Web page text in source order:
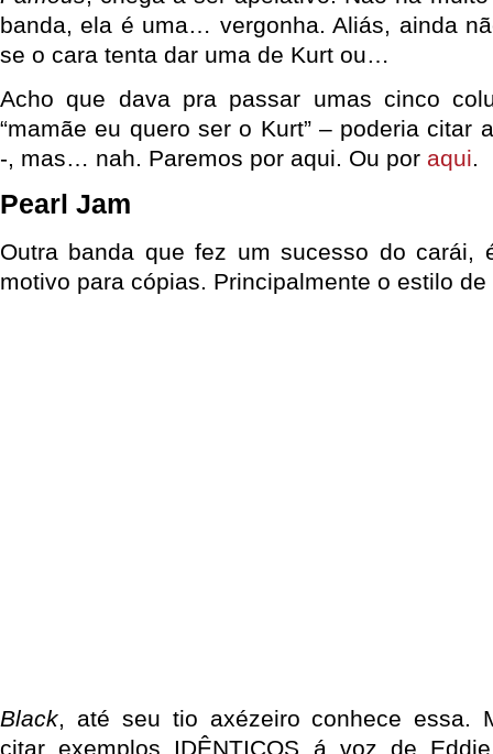
banda, ela é uma… vergonha. Aliás, ainda
se o cara tenta dar uma de Kurt ou…
Acho que dava pra passar umas cinco
“mamãe eu quero ser o Kurt” – poderia citar
-, mas… nah. Paremos por aqui. Ou por aqui.
Pearl Jam
Outra banda que fez um sucesso do carái,
motivo para cópias. Principalmente o estilo de
Black, até seu tio axézeiro conhece essa.
citar exemplos IDÊNTICOS á voz de